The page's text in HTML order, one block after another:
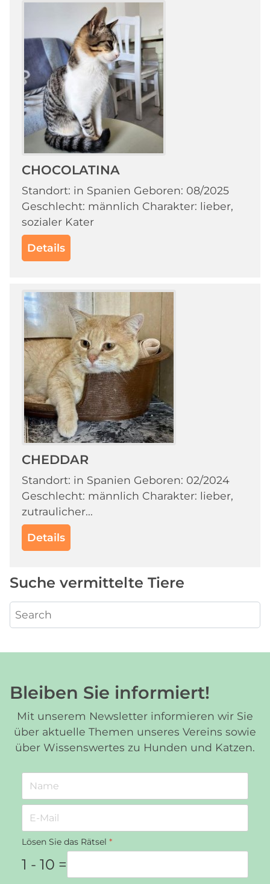
CHOCOLATINA
Standort: in Spanien Geboren: 08/2025
Geschlecht: männlich Charakter: lieber,
sozialer Kater
Details
CHEDDAR
Standort: in Spanien Geboren: 02/2024
Geschlecht: männlich Charakter: lieber,
zutraulicher...
Details
Suche vermittelte Tiere
Bleiben Sie informiert!
Mit unserem Newsletter informieren wir Sie
über aktuelle Themen unseres Vereins sowie
über Wissenswertes zu Hunden und Katzen.
Lösen Sie das Rätsel *
1 - 10 =